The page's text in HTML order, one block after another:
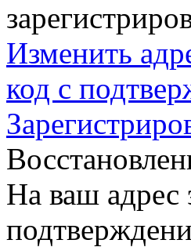
Изменить
код с
На ваш адрес